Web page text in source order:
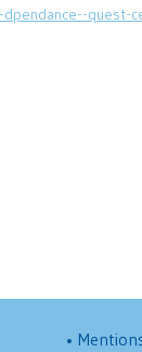
quest-
•